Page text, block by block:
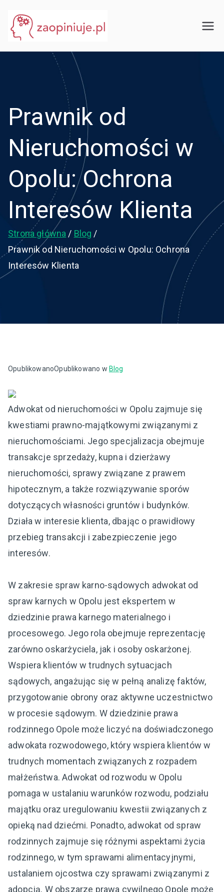
treści
Prawnik od
Nieruchomości w
Opolu: Ochrona
Interesów Klienta
Strona główna
Blog
Prawnik od Nieruchomości w Opolu: Ochrona
Interesów Klienta
OpublikowanoOpublikowano w Blog
Adwokat od nieruchomości w Opolu zajmuje się
kwestiami prawno-majątkowymi związanymi z
nieruchomościami. Jego specjalizacja obejmuje
transakcje sprzedaży, kupna i dzierżawy
nieruchomości, sprawy związane z prawem
hipotecznym, a także rozwiązywanie sporów
dotyczących własności gruntów i budynków.
Działa w interesie klienta, dbając o prawidłowy
przebieg transakcji i zabezpieczenie jego
interesów.
W zakresie spraw karno-sądowych adwokat od
spraw karnych w Opolu jest ekspertem w
dziedzinie prawa karnego materialnego i
procesowego. Jego rola obejmuje reprezentację
zarówno oskarżyciela, jak i osoby oskarżonej.
Wspiera klientów w trudnych sytuacjach
sądowych, angażując się w pełną analizę faktów,
przygotowanie obrony oraz aktywne uczestnictwo
w procesie sądowym. W dziedzinie prawa
rodzinnego Opole może liczyć na doświadczonego
adwokata rozwodowego, który wspiera klientów w
trudnych momentach związanych z rozpadem
małżeństwa. Adwokat od rozwodu w Opolu
pomaga w ustalaniu warunków rozwodu, podziału
majątku oraz uregulowaniu kwestii związanych z
opieką nad dziećmi. Ponadto, adwokat od spraw
rodzinnych zajmuje się różnymi aspektami życia
rodzinnego, w tym sprawami alimentacyjnymi,
ustalaniem ojcostwa czy sprawami związanymi z
adopcją. W obszarze prawa cywilnego Opole może